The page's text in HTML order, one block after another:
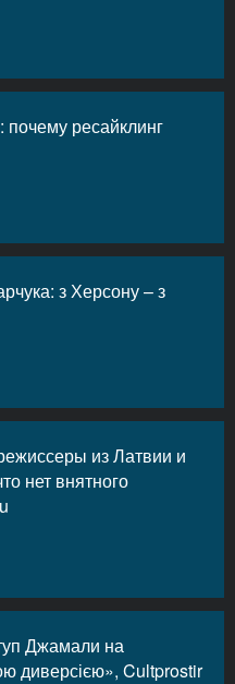
ресайклинг
з Херсону – з
из Латвии и
нет внятного
Джамали на
диверсією», Cultprostir